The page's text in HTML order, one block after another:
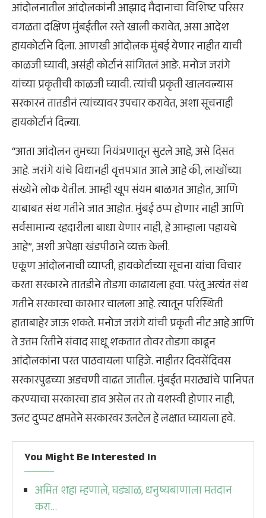
आंदोलनातील आंदोलकांनी आझाद मैदानाचा विशिष्ट परिसर
वगळता दक्षिण मुंबईतील रस्ते खाली करावेत, असा आदेश
हायकोर्टाने दिला. आणखी आंदोलक मुंबई येणार नाहीत याची
काळजी घ्यावी, असंही कोर्टानं सांगितलं आङे. मनोज जरांगे
यांच्या प्रकृतीची काळजी घ्यावी. त्यांची प्रकृती खालवल्यास
सरकारनं तातडीनं त्यांच्यावर उपचार करावेत, अशा सूचनाही
हायकोर्टानं दिल्या.
“आता आंदोलन तुमच्या नियंत्रणातून सुटले आहे, असे दिसत
आहे. जरांगे यांचे विधानही वृत्तपत्रात आले आहे की, लाखोंच्या
संख्येने लोक येतील. आम्ही खूप संयम बाळगत आहोत, आणि
याबाबत संथ गतीने जात आहोत. मुंबई ठप्प होणार नाही आणि
सर्वसामान्य रहदारीला बाधा येणार नाही, हे आम्हाला पहायचे
आहे”, अशी अपेक्षा खंडपीठाने व्यक्त केली.
एकूण आंदोलनाची व्याप्ती, हायकोर्टाच्या सूचना यांचा विचार
करता सरकारने तातडीने तोडगा काढायला हवा. परंतु अत्यंत संथ
गतीने सरकारचा कारभार चालला आहे. त्यातून परिस्थिती
हाताबाहेर जाऊ शकते. मनोज जरांगे यांची प्रकृती नीट आहे आणि
ते उत्तम रितीने संवाद साधू शकतात तोवर तोडगा काढून
आंदोलकांना परत पाठवायला पाहिजे. नाहीतर दिवसेंदिवस
सरकारपुढच्या अडचणी वाढत जातील. मुंबईत मराठ्यांचे पानिपत
करण्याचा सरकारचा डाव असेल तर तो यशस्वी होणार नाही,
उलट दुप्पट क्षमतेने सरकारवर उलटेल हे लक्षात घ्यायला हवे.
You Might Be Interested In
अमित शहा म्हणाले, घड्याळ, धनुष्यबाणाला मतदान
करा…